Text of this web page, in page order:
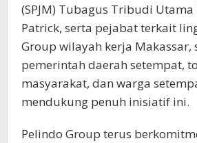
(SPJM) Tubagus Tribudi
Patrick, serta pejabat terkait
Group wilayah kerja Makassar,
pemerintah daerah setempat,
masyarakat, dan warga
mendukung penuh inisiatif ini.
Pelindo Group terus